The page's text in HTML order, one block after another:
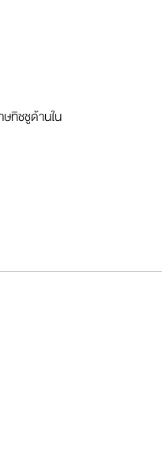
ทิชชูด้านใน